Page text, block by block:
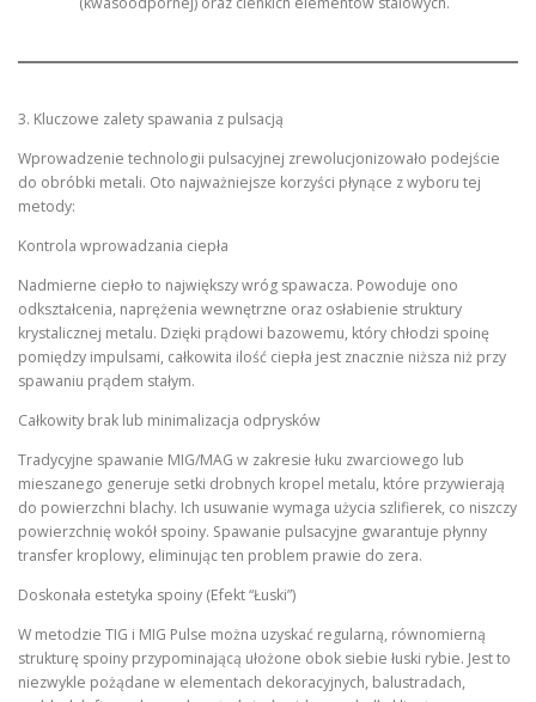
3. Kluczowe zalety spawania z pulsacją
Wprowadzenie technologii pulsacyjnej zrewolucjonizowało podejście
do obróbki metali. Oto najważniejsze korzyści płynące z wyboru tej
metody:
Kontrola wprowadzania ciepła
Nadmierne ciepło to największy wróg spawacza. Powoduje ono
odkształcenia, naprężenia wewnętrzne oraz osłabienie struktury
krystalicznej metalu. Dzięki prądowi bazowemu, który chłodzi spoinę
pomiędzy impulsami, całkowita ilość ciepła jest znacznie niższa niż przy
spawaniu prądem stałym.
Całkowity brak lub minimalizacja odprysków
Tradycyjne spawanie MIG/MAG w zakresie łuku zwarciowego lub
mieszanego generuje setki drobnych kropel metalu, które przywierają
do powierzchni blachy. Ich usuwanie wymaga użycia szlifierek, co niszczy
powierzchnię wokół spoiny. Spawanie pulsacyjne gwarantuje płynny
transfer kroplowy, eliminując ten problem prawie do zera.
Doskonała estetyka spoiny (Efekt “Łuski”)
W metodzie TIG i MIG Pulse można uzyskać regularną, równomierną
strukturę spoiny przypominającą ułożone obok siebie łuski rybie. Jest to
niezwykle pożądane w elementach dekoracyjnych, balustradach,